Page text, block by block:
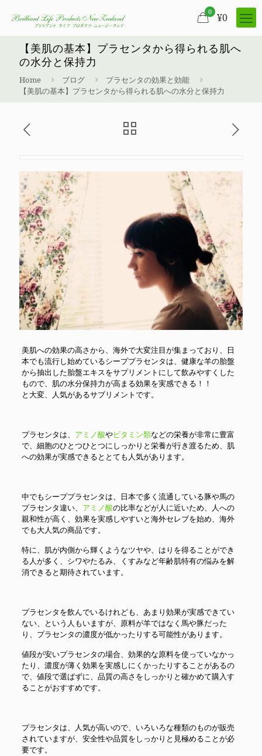
0 ¥0
【美肌の基本】プラセンタから得られる肌へ
の水分と保持力
Home ブログ
プラセンタの効果と効能
【美肌の基本】プラセンタから得られる肌への水分と保持力
美肌への効果の高さから、海外で大変注目が集まっており、日
本でも流行し始めているシーププラセンタは、健康な羊の胎盤
から抽出した胎盤エキスをサプリメントにして飲みやすくした
もので、肌の水分保持力が高まる効果を実感できる！！
と大変、人気があるサプリメントです。
プラセンタは、 アミノ酸やビタミン類などの栄養が非常に豊富
で、細胞のひとつひとつにしっかりと栄養が行き渡るため、肌
への効果が実感できるととても人気があります。
中でもシーププラセンタは、日本で多く流通している豚や馬の
プラセンタ違い、 アミノ酸の比率などが人に近いため、人への
親和性が高く、効果を実感しやすいと海外セレブを始め、海外
でも大人気の商品です。
特に、肌が内側から輝くようなツヤや、はりを得ることができ
る人が多く、シワやたるみ、くすみなど年齢肌特有の悩みを解
消できると期待されています。
プラセンタを飲んでいるけれども、あまり効果が実感できてい
ない、という人もいますが、原料が羊ではなく馬や豚だった
り、プラセンタの濃度が低かったりする可能性があります。
値段が安いプラセンタの場合、効果的な原料を使っていなかっ
たり、濃度が薄く効果を実感しにくかったりすることがあるの
で、値段で選ばずに、品質の高さをしっかりと確かめて購入す
ることがおすすめです。
プラセンタは、人気が高いので、いろいろな種類のものが販売
されていますが、安全性や品質をしっかりと見極めることが必
要です。